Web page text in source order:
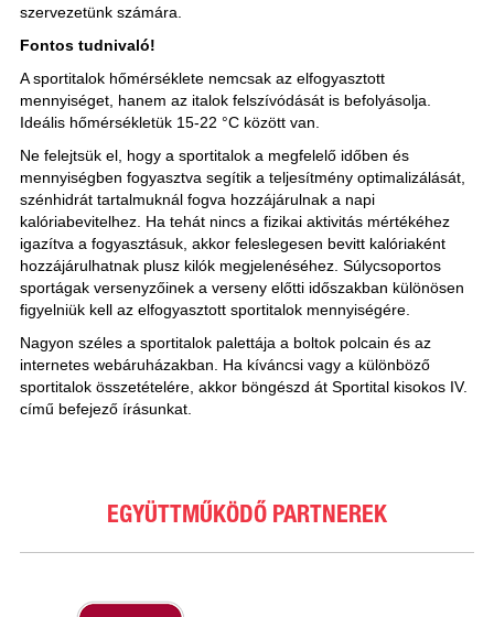
szervezetünk számára.
Fontos tudnivaló!
A sportitalok hőmérséklete nemcsak az elfogyasztott
mennyiséget, hanem az italok felszívódását is befolyásolja.
Ideális hőmérsékletük 15-22 °C között van.
Ne felejtsük el, hogy a sportitalok a megfelelő időben és
mennyiségben fogyasztva segítik a teljesítmény optimalizálását,
szénhidrát tartalmuknál fogva hozzájárulnak a napi
kalóriabevitelhez. Ha tehát nincs a fizikai aktivitás mértékéhez
igazítva a fogyasztásuk, akkor feleslegesen bevitt kalóriaként
hozzájárulhatnak plusz kilók megjelenéséhez. Súlycsoportos
sportágak versenyzőinek a verseny előtti időszakban különösen
figyelniük kell az elfogyasztott sportitalok mennyiségére.
Nagyon széles a sportitalok palettája a boltok polcain és az
internetes webáruházakban. Ha kíváncsi vagy a különböző
sportitalok összetételére, akkor böngészd át Sportital kisokos IV.
című befejező írásunkat.
EGYÜTTMŰKÖDŐ PARTNEREK